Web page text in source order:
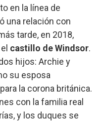
en la línea de
una relación con
tarde, en 2018,
castillo de Windsor.
hijos: Archie y
su esposa
la corona británica.
con la familia real
y los duques se